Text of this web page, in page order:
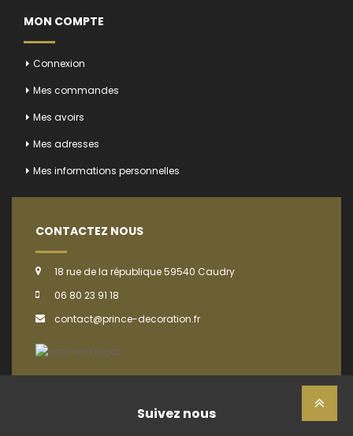
MON COMPTE
Connexion
Mes commandes
Mes avoirs
Mes adresses
Mes informations personnelles
CONTACTEZ NOUS
18 rue de la république 59540 Caudry
06 80 23 91 18
contact@prince-decoration.fr
Suivez nous